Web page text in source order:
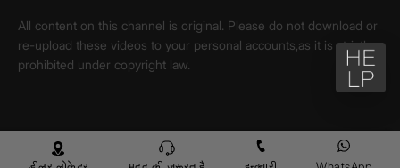
All content on this channel is original. Please do not download or
re-upload these videos to your personal accounts,as it is strictly
prohibited under copyright law.